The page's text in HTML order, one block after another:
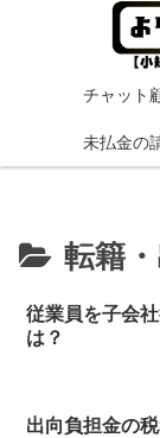
チャット
未払金の
転籍
従業員を子会
は？
出向負担金の